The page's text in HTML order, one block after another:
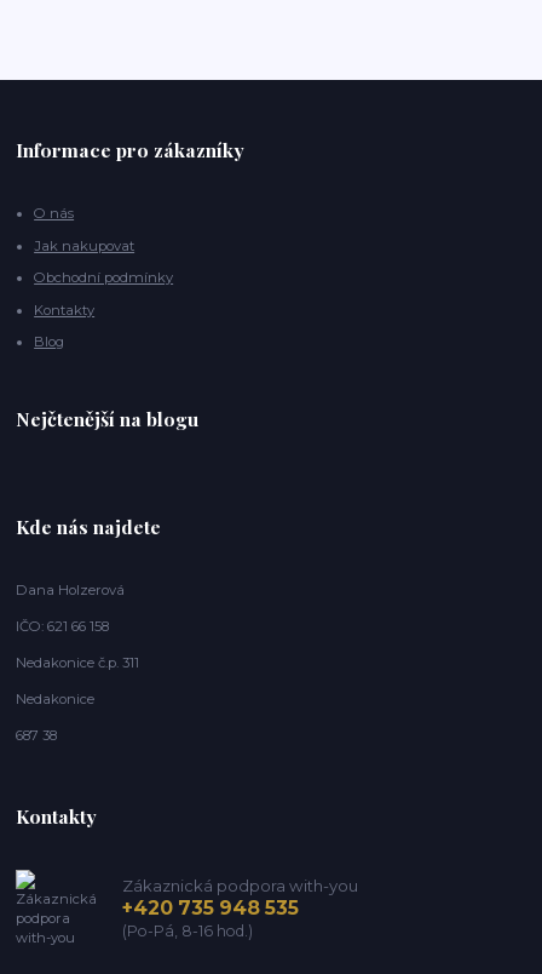
Informace pro zákazníky
O nás
Jak nakupovat
Obchodní podmínky
Kontakty
Blog
Nejčtenější na blogu
Kde nás najdete
Dana Holzerová
IČO: 621 66 158
Nedakonice č.p. 311
Nedakonice
687 38
Kontakty
Zákaznická podpora with-you
+420 735 948 535
(Po-Pá, 8-16 hod.)